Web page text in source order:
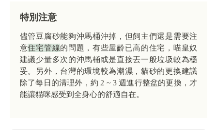
特別注意
儘管豆腐砂能夠沖馬桶沖掉，但飼主們還是需要注
意住宅管線的問題，有些屋齡已高的住宅，喵皇奴
建議少量多次的沖馬桶或是直接丟一般垃圾較為穩
妥。另外，台灣的環境較為潮濕，貓砂的更換建議
除了每日的清理外，約 2 ~ 3 週進行整盆的更換，才
能讓貓咪感受到全身心的舒適自在。